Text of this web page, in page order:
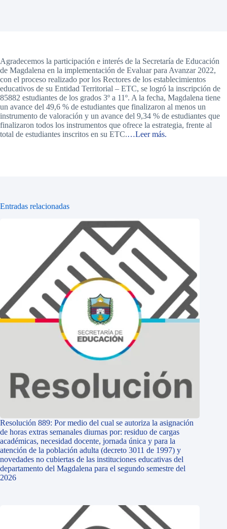
Agradecemos la participación e interés de la Secretaría de Educación
de Magdalena en la implementación de Evaluar para Avanzar 2022,
con el proceso realizado por los Rectores de los establecimientos
educativos de su Entidad Territorial – ETC, se logró la inscripción de
85882 estudiantes de los grados 3º a 11º. A la fecha, Magdalena tiene
un avance del 49,6 % de estudiantes que finalizaron al menos un
instrumento de valoración y un avance del 9,34 % de estudiantes que
finalizaron todos los instrumentos que ofrece la estrategia, frente al
total de estudiantes inscritos en su ETC.…Leer más.
Entradas relacionadas
Resolución 889: Por medio del cual se autoriza la asignación
de horas extras semanales diurnas por: residuo de cargas
académicas, necesidad docente, jornada única y para la
atención de la población adulta (decreto 3011 de 1997) y
novedades no cubiertas de las instituciones educativas del
departamento del Magdalena para el segundo semestre del
2026